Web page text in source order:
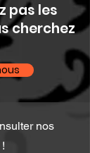
pas les
cherchez
nos